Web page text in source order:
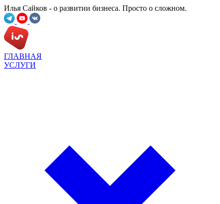
Илья Сайков - о развитии бизнеса. Просто о сложном.
ГЛАВНАЯ
УСЛУГИ